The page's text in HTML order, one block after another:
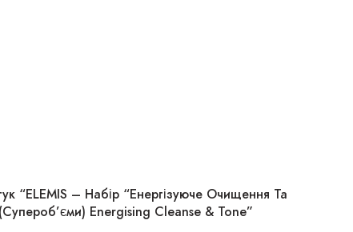
“ELEMIS – Набір “Енергізуюче Очищення Та
Energising Cleanse & Tone”